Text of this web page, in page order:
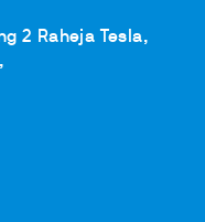
2 Raheja Tesla,